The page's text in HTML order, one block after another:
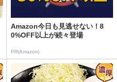
Amazon今日も見逃せない！8
0%OFF以上が続々登場
PR(Amazon)